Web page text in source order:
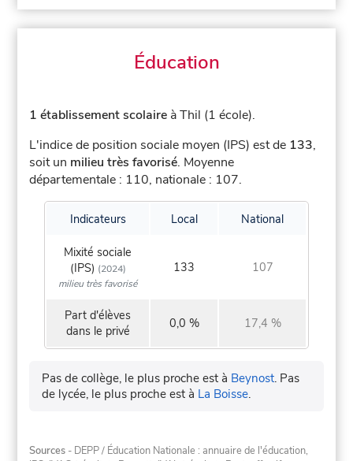
Éducation
1 établissement scolaire à Thil (1 école).
L'indice de position sociale moyen (IPS) est de 133,
soit un milieu très favorisé. Moyenne
départementale : 110, nationale : 107.
Indicateurs Local National
Mixité sociale
(IPS) (2024)
milieu très favorisé
133 107
Part d'élèves
dans le privé
0,0 % 17,4 %
Pas de collège, le plus proche est à Beynost. Pas
de lycée, le plus proche est à La Boisse.
Sources - DEPP / Éducation Nationale : annuaire de l'éducation,